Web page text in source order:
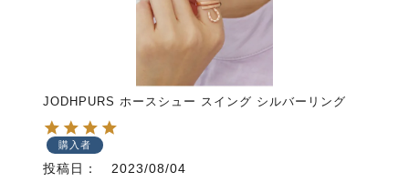
JODHPURS ホースシュー スイング シルバーリング
購入者
投稿日 2023/08/04